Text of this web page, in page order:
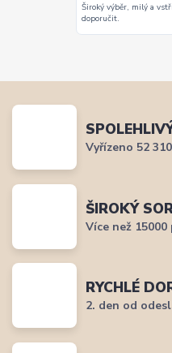
Široký výběr, milý a
doporučit.
Vyřízeno 52
ŠIROKÝ
Více než
RYCHLÉ
2. den od